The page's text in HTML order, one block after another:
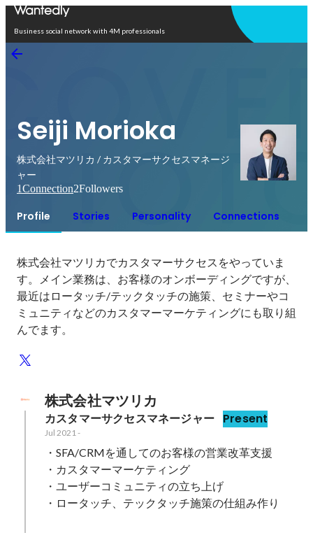
Business social network with 4M professionals
Seiji Morioka
株式会社マツリカ / カスタマーサクセスマネージ
ャー
1Connection2Followers
Profile Stories Personality Connections
株式会社マツリカでカスタマーサクセスをやっていま
す。メイン業務は、お客様のオンボーディングですが、
最近はロータッチ/テックタッチの施策、セミナーやコ
ミュニティなどのカスタマーマーケティングにも取り組
んでます。
株式会社マツリカ
カスタマーサクセスマネージャー Present
Jul 2021-
・SFA/CRMを通してのお客様の営業改革支援
・カスタマーマーケティング
・ユーザーコミュニティの立ち上げ
・ロータッチ、テックタッチ施策の仕組み作り